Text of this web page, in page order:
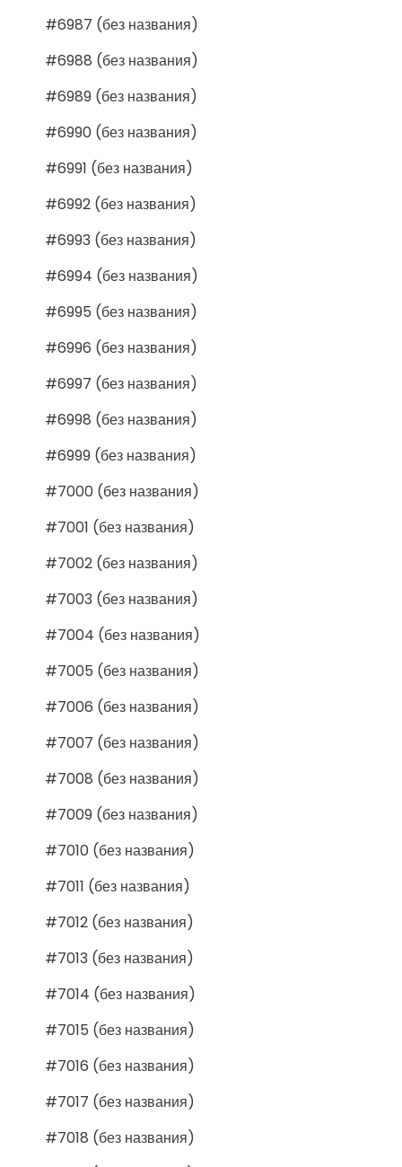
#6987 (без названия)
#6988 (без названия)
#6989 (без названия)
#6990 (без названия)
#6991 (без названия)
#6992 (без названия)
#6993 (без названия)
#6994 (без названия)
#6995 (без названия)
#6996 (без названия)
#6997 (без названия)
#6998 (без названия)
#6999 (без названия)
#7000 (без названия)
#7001 (без названия)
#7002 (без названия)
#7003 (без названия)
#7004 (без названия)
#7005 (без названия)
#7006 (без названия)
#7007 (без названия)
#7008 (без названия)
#7009 (без названия)
#7010 (без названия)
#7011 (без названия)
#7012 (без названия)
#7013 (без названия)
#7014 (без названия)
#7015 (без названия)
#7016 (без названия)
#7017 (без названия)
#7018 (без названия)